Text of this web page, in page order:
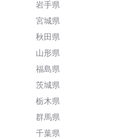
岩手県
宮城県
秋田県
山形県
福島県
茨城県
栃木県
群馬県
千葉県